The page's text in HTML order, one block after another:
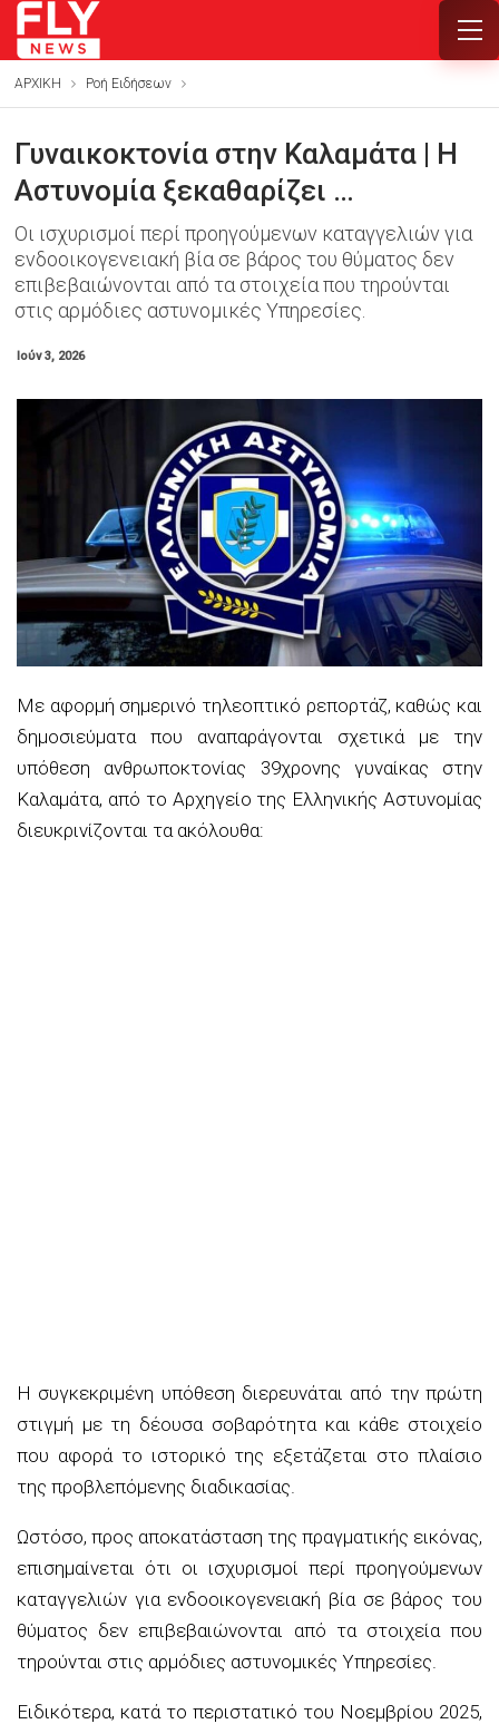
ΑΡΧΙΚΗ Ροή Ειδήσεων
Γυναικοκτονία στην Καλαμάτα | Η
Αστυνομία ξεκαθαρίζει …
Οι ισχυρισμοί περί προηγούμενων καταγγελιών για
ενδοοικογενειακή βία σε βάρος του θύματος δεν
επιβεβαιώνονται από τα στοιχεία που τηρούνται
στις αρμόδιες αστυνομικές Υπηρεσίες.
Ιούν 3, 2026
Με αφορμή σημερινό τηλεοπτικό ρεπορτάζ, καθώς και
δημοσιεύματα που αναπαράγονται σχετικά με την
υπόθεση ανθρωποκτονίας 39χρονης γυναίκας στην
Καλαμάτα, από το Αρχηγείο της Ελληνικής Αστυνομίας
διευκρινίζονται τα ακόλουθα:
Η συγκεκριμένη υπόθεση διερευνάται από την πρώτη
στιγμή με τη δέουσα σοβαρότητα και κάθε στοιχείο
που αφορά το ιστορικό της εξετάζεται στο πλαίσιο
της προβλεπόμενης διαδικασίας.
Ωστόσο, προς αποκατάσταση της πραγματικής εικόνας,
επισημαίνεται ότι οι ισχυρισμοί περί προηγούμενων
καταγγελιών για ενδοοικογενειακή βία σε βάρος του
θύματος δεν επιβεβαιώνονται από τα στοιχεία που
τηρούνται στις αρμόδιες αστυνομικές Υπηρεσίες.
Ειδικότερα, κατά το περιστατικό του Νοεμβρίου 2025,